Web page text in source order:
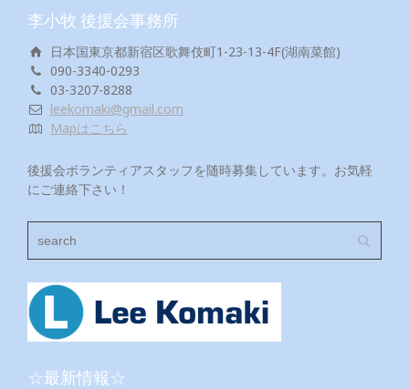
李小牧 後援会事務所
日本国東京都新宿区歌舞伎町1-23-13-4F(湖南菜館)
090-3340-0293
03-3207-8288
leekomaki@gmail.com
Mapはこちら
後援会ボランティアスタッフを随時募集しています。お気軽
にご連絡下さい！
☆最新情報☆